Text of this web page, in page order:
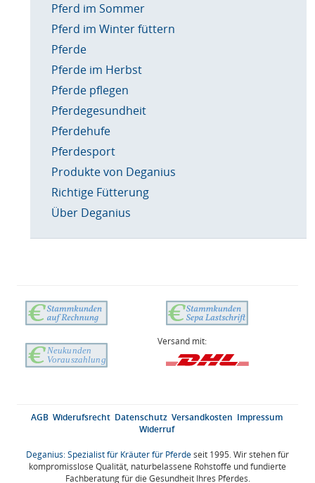
Pferd im Sommer
Pferd im Winter füttern
Pferde
Pferde im Herbst
Pferde pflegen
Pferdegesundheit
Pferdehufe
Pferdesport
Produkte von Deganius
Richtige Fütterung
Über Deganius
Versand mit:
AGB Widerufsrecht Datenschutz Versandkosten Impressum
Widerruf
Deganius: Spezialist für Kräuter für Pferdeseit 1995. Wir stehen für
kompromisslose Qualität, naturbelassene Rohstoffe und fundierte
Fachberatung für die Gesundheit Ihres Pferdes.